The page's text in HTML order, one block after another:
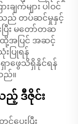
ချက်များ ပါဝင်
ည် တပ်ဆင်မှုနှင့်
ြီး မတော်တဆ
ထို့အပြင် အဆင့်
းပြုရန်
ာဖွေသိရှိနိုင်ရန်
ည်။
ည့် ဒီဇိုင်း
ပေးပြီး